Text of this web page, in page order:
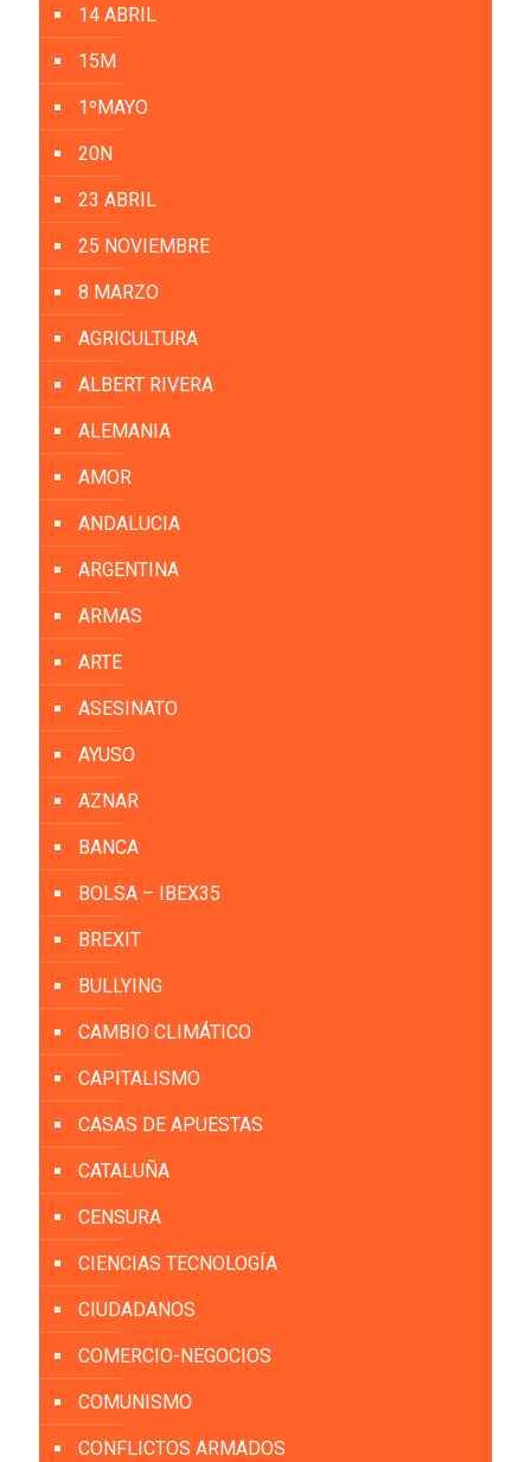
14 ABRIL
15M
1ºMAYO
20N
23 ABRIL
25 NOVIEMBRE
8 MARZO
AGRICULTURA
ALBERT RIVERA
ALEMANIA
AMOR
ANDALUCIA
ARGENTINA
ARMAS
ARTE
ASESINATO
AYUSO
AZNAR
BANCA
BOLSA – IBEX35
BREXIT
BULLYING
CAMBIO CLIMÁTICO
CAPITALISMO
CASAS DE APUESTAS
CATALUÑA
CENSURA
CIENCIAS TECNOLOGÍA
CIUDADANOS
COMERCIO-NEGOCIOS
COMUNISMO
CONFLICTOS ARMADOS